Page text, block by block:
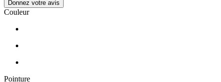
Donnez votre avis
Couleur
Pointure